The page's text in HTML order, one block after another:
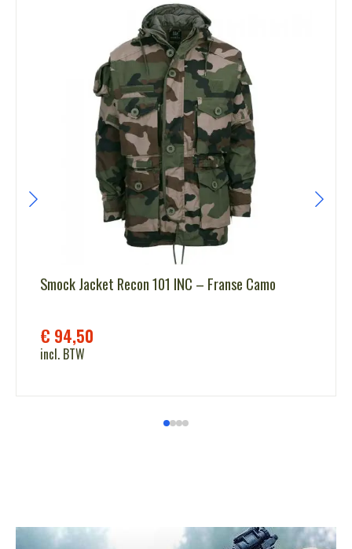
Smock Jacket Recon 101 INC – Franse Camo
€ 94,50
incl. BTW